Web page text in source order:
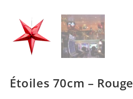
Étoiles 70cm – Rouge